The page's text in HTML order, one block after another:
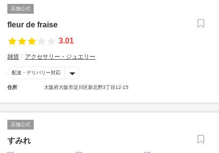
店舗公式
fleur de fraise
3.01
雑貨 アクセサリー・ジュエリー
配達・デリバリー対応
住所 大阪府大阪市淀川区新北野3丁目12-15
店舗公式
すみれ